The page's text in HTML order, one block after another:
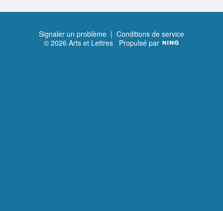
Signaler un problème | Conditions de service
© 2026 Arts et Lettres Propulsé par